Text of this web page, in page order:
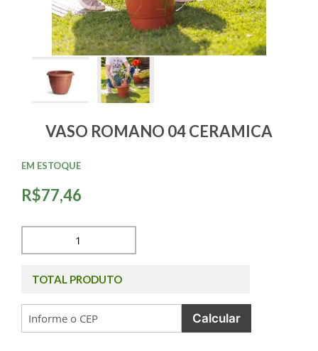
VASO ROMANO 04 CERAMICA
R$77,46
EM ESTOQUE
TOTAL PRODUTO
Calcular